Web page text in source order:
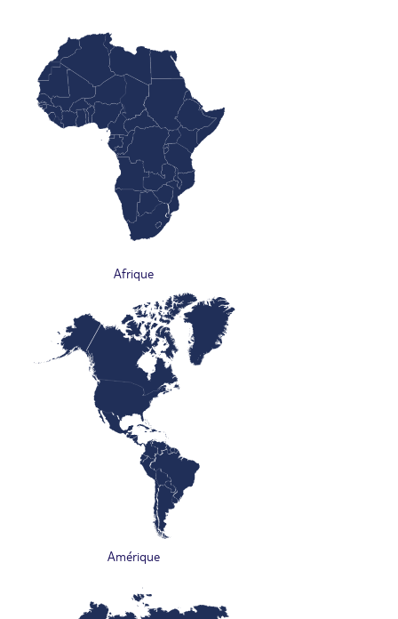
Afrique
Amérique